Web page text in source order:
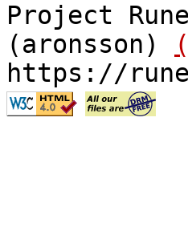
Project
(aronsson)
https://